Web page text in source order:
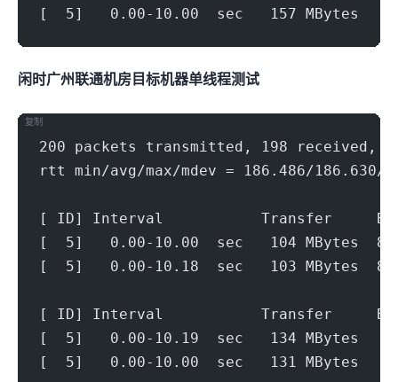
[  5]   0.00-10.00  sec   157 MBytes
闲时广州联通机房(500Mbps)目标机器 IPERF3单线程测试
200 packets transmitted, 198 received,
rtt min/avg/max/mdev = 186.486/186.630/
[ ID] Interval           Transfer
[  5]   0.00-10.00  sec   104 MBytes
[  5]   0.00-10.18  sec   103 MBytes
[ ID] Interval           Transfer
[  5]   0.00-10.19  sec   134 MBytes
[  5]   0.00-10.00  sec   131 MBytes
复制